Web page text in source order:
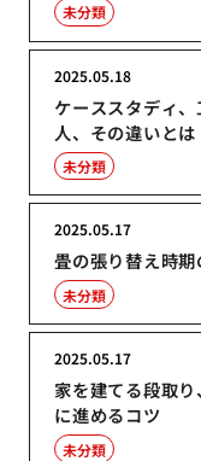
未分類
ケーススタディ
人、その違いとは
2025.05.18
未分類
畳の張り替え時
2025.05.17
未分類
家を建てる段取
に進めるコツ
2025.05.17
未分類